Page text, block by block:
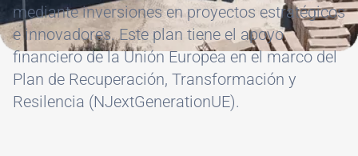
mediante inversiones en proyectos estratégicos
e innovadores. Este plan tiene el apoyo
financiero de la Unión Europea en el marco del
Plan de Recuperación, Transformación y
Resilencia (NJextGenerationUE).